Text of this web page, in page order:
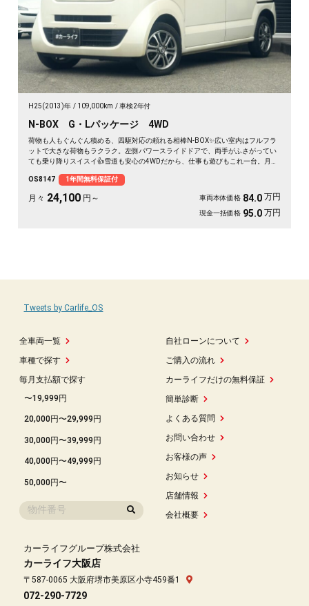
H25(2013)年 109,000km 車検2年付
N-BOX G・Lパッケージ 4WD
荷物も人もぐんぐん積める、四駆対応の頼れる相棒N-BOX✨広い室内はフルフラ
ットで大きな荷物もラクラク。左側パワースライドドアで、両手がふさがってい
ても乗り降りスイスイ👍雪道も安心の4WDだから、仕事も遊びもこれ一台。月々
りや週末の遠出まで、暮らしの相棒にぴったり💫《1年保証付》で安心の一台😊
OS8147 1年間無料保証付
月々 24,100 円～ 車両本体価格 84.0 万円
現金一括価格 95.0 万円
全車両一覧
車種で探す
毎月支払額で探す
〜19,999円
20,000円〜29,999円
30,000円〜39,999円
40,000円〜49,999円
50,000円〜
自社ローンについて
ご購入の流れ
カーライフだけの無料保証
簡単診断
よくある質問
お問い合わせ
お客様の声
お知らせ
店舗情報
会社概要
Tweets by Carlife_OS
カーライフグループ株式会社
カーライフ大阪店
〒587-0065 大阪府堺市美原区小寺459番1
072-290-7729